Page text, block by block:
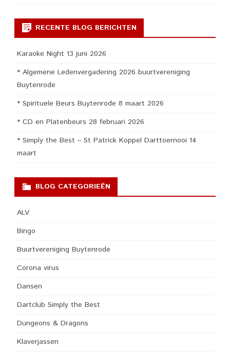
RECENTE BLOG BERICHTEN
Karaoke Night 13 juni 2026
* Algemene Ledenvergadering 2026 buurtvereniging
Buytenrode
* Spirituele Beurs Buytenrode 8 maart 2026
* CD en Platenbeurs 28 februari 2026
* Simply the Best – St Patrick Koppel Darttoernooi 14
maart
BLOG CATEGORIEËN
ALV
Bingo
Buurtvereniging Buytenrode
Corona virus
Dansen
Dartclub Simply the Best
Dungeons & Dragons
Klaverjassen